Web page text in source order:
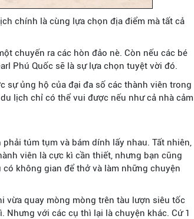
chính là cùng lựa chọn địa điểm mà tất cả
chuyến ra các hòn đảo nè. Còn nếu các bé
Phú Quốc sẽ là sự lựa chọn tuyệt vời đó.
sự ủng hộ của đại đa số các thành viên trong
lịch chỉ có thể vui được nếu như cả nhà cảm
túm tụm và bám dính lấy nhau. Tất nhiên,
viên là cực kì cần thiết, nhưng bạn cũng
không gian để thở và làm những chuyện
vừa quay mòng mòng trên tàu lượn siêu tốc
với các cụ thì lại là chuyện khác. Cứ 1